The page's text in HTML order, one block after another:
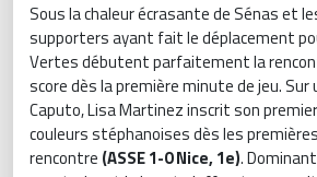
Sous la chaleur écrasante de Sénas et
supporters ayant fait le déplacement
Vertes débutent parfaitement la
score dès la première minute de jeu. Sur
Caputo, Lisa Martinez inscrit son
couleurs stéphanoises dès les
rencontre (ASSE 1-0 Nice, 1e).